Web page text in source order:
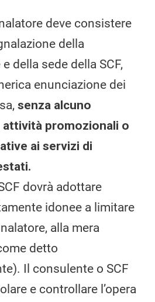
deve consistere
della
della sede della SCF,
enunciazione dei
senza alcuno
promozionali o
ai servizi di
dovrà adottare
idonee a limitare
alla mera
detto
Il consulente o SCF
e controllare l’opera